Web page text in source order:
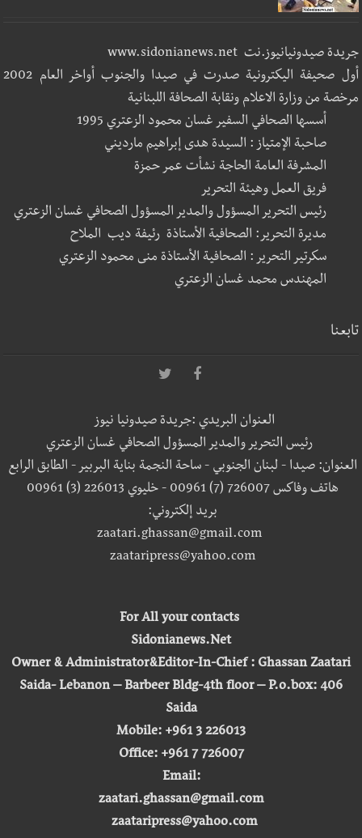
جريدة صيدونيانيوز.نت www.sidonianews.net
أول صحيفة اليكترونية صدرت في صيدا والجنوب أواخر العام 2002
مرخصة من وزارة الاعلام ونقابة الصحافة اللبنانية
أسسها الصحافي السفير غسان محمود الزعتري 1995
صاحبة الإمتياز : السيدة هدى إبراهيم مارديني
المشرفة العامة الحاجة نشأت عمر حمزة
فريق العمل وهيئة التحرير
رئيس التحرير المسؤول والمدير المسؤول الصحافي غسان الزعتري
مديرة التحرير: الصحافية الأستاذة رئيفة ديب الملاح
سكرتير التحرير : الصحافية الأستاذة منى محمود الزعتري
المهندس محمد غسان الزعتري
تابعنا
العنوان البريدي :جريدة صيدونيا نيوز
رئيس التحرير والمدير المسؤول الصحافي غسان الزعتري
العنوان: صيدا - لبنان الجنوبي - ساحة النجمة بناية البربير - الطابق الرابع
هاتف وفاكس 726007 (7) 00961 - خليوي 226013 (3) 00961
بريد إلكتروني:
zaatari.ghassan@gmail.com
zaataripress@yahoo.com
For All your contacts
Sidonianews.Net
Owner & Administrator&Editor-In-Chief : Ghassan Zaatari
Saida- Lebanon – Barbeer Bldg-4th floor – P.o.box: 406
Saida
Mobile: +961 3 226013
Office: +961 7 726007
Email:
zaatari.ghassan@gmail.com
zaataripress@yahoo.com